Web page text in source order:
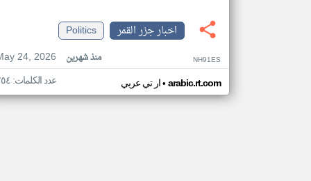
اخبار جزر القمر
Politics
24, 2026
منذ شهرين NH91ES
ار تي عربي• arabic.rt.com عدد الكلمات: ٢٥٤